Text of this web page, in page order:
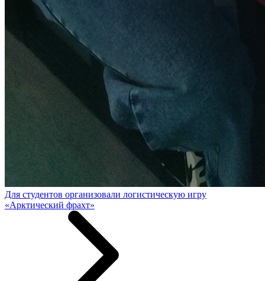
Для студентов организовали логистическую игру
«Арктический фрахт»